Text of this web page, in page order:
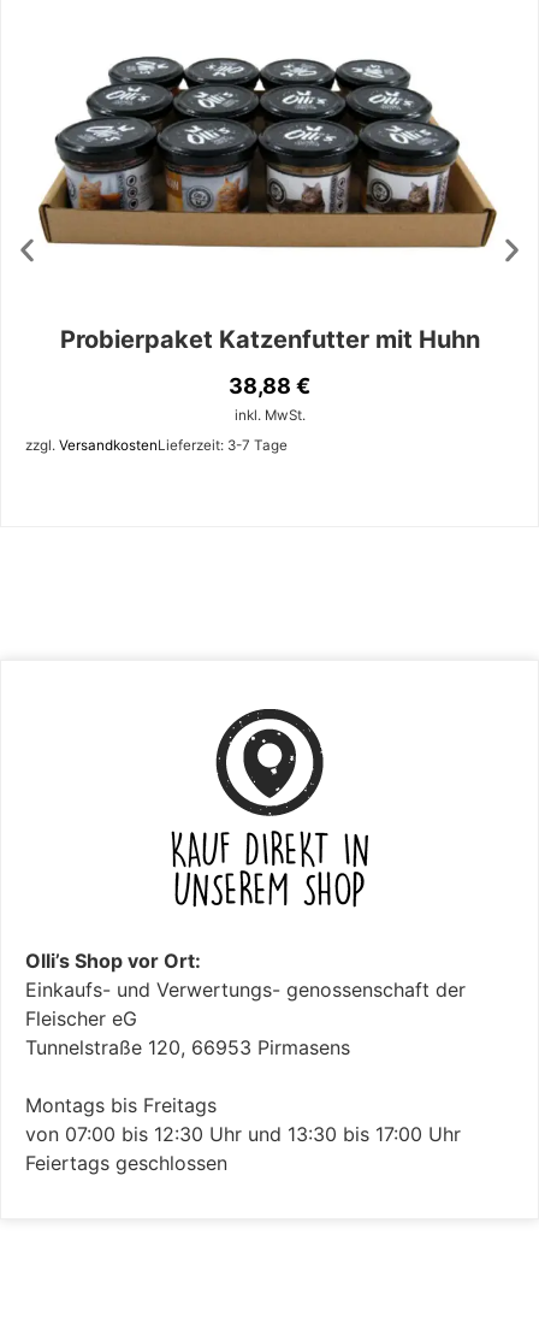
Probierpaket Katzenfutter mit Huhn
38,88 €
inkl. MwSt.
zzgl. VersandkostenLieferzeit: 3-7 Tage
Olli’s Shop vor Ort:
Einkaufs- und Verwertungs- genossenschaft der
Fleischer eG
Tunnelstraße 120, 66953 Pirmasens
Montags bis Freitags
von 07:00 bis 12:30 Uhr und 13:30 bis 17:00 Uhr
Feiertags geschlossen